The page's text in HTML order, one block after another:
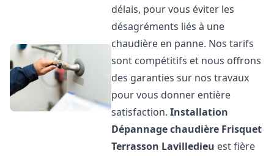
délais, pour vous éviter les
désagréments liés à une
chaudière en panne. Nos tarifs
sont compétitifs et nous offrons
des garanties sur nos travaux
pour vous donner entière
satisfaction.Installation
Dépannage chaudière Frisquet
Terrasson Lavilledieu est fière